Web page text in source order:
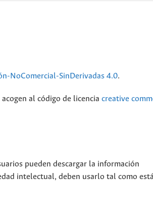
NoComercial-SinDerivadas 4.0.
al código de licencia creative
pueden descargar la información
intelectual, deben usarlo tal como